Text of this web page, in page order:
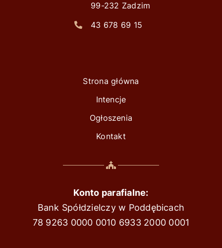
99-232 Zadzim
43 678 69 15
Strona główna
Intencje
Ogłoszenia
Kontakt
Konto parafialne:
Bank Spółdzielczy w Poddębicach
78 9263 0000 0010 6933 2000 0001